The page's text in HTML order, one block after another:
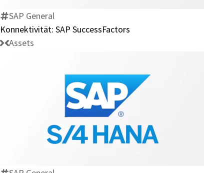
SAP General
Konnektivität: SAP SuccessFactors
Assets
Konnektivität:
SAP
S/4HANA